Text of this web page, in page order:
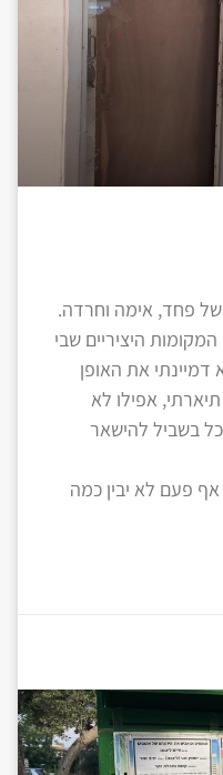
פחד, אימה וחרדה.
היציריים שבי
את האופן
אפילו לא
בשביל להישאר
באוקטובר אף פעם לא יבין כמה